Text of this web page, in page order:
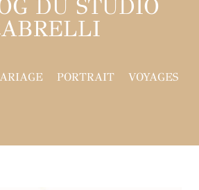
DU STUDIO
PORTRAIT VOYAGES